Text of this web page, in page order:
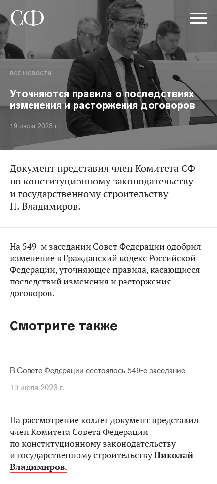
ВСЕ НОВОСТИ
Уточняются правила о последствиях
изменения и расторжения договоров
19 июля 2023 г.
Документ представил член Комитета СФ
по конституционному законодательству
и государственному строительству
Н. Владимиров.
На 549-м заседании Совет Федерации одобрил
изменение в Гражданский кодекс Российской
Федерации, уточняющее правила, касающиеся
последствий изменения и расторжения
договоров.
Смотрите также
В Совете Федерации состоялось 549-е заседание
19 июля 2023 г.
На рассмотрение коллег документ представил
член Комитета Совета Федерации
по конституционному законодательству
и государственному строительствуНиколай
Владимиров.